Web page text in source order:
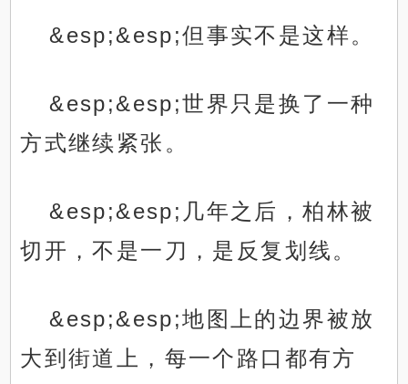
&esp;&esp;但事实不是这样。
&esp;&esp;世界只是换了一种
方式继续紧张。
&esp;&esp;几年之后，柏林被
切开，不是一刀，是反复划线。
&esp;&esp;地图上的边界被放
大到街道上，每一个路口都有方